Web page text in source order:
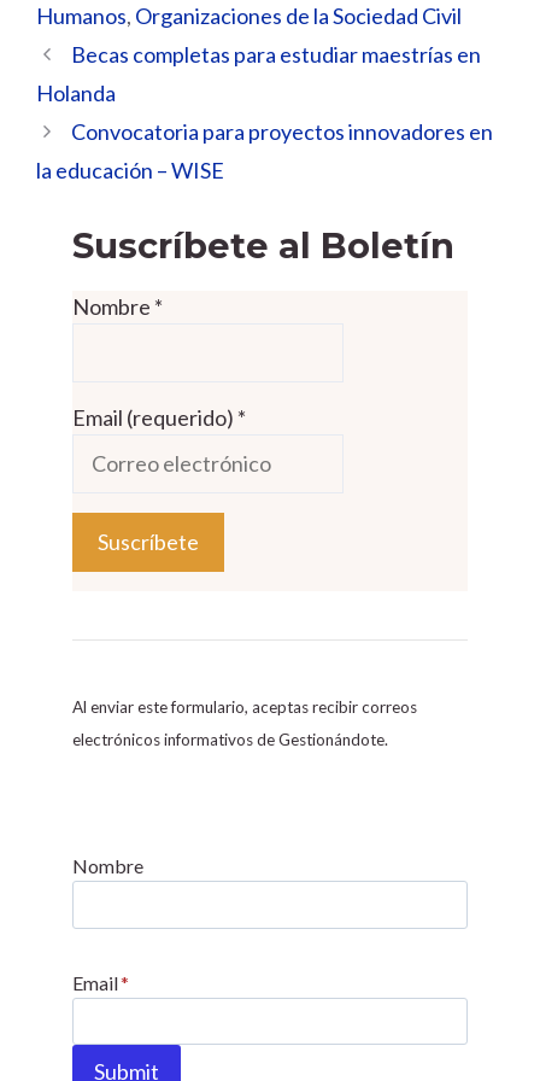
Humanos, Organizaciones de la Sociedad Civil
Becas completas para estudiar maestrías en
Holanda
Convocatoria para proyectos innovadores en
la educación – WISE
Suscríbete al Boletín
Nombre *
Email (requerido) *
o
s
t
C
n
a
Al enviar este formulario, aceptas recibir correos
electrónicos informativos de Gestionándote.
Nombre
Email*
Submit